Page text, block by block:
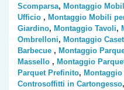
Scomparsa, Montaggio
Ufficio , Montaggio Mobili
Giardino, Montaggio Tavoli,
Ombrelloni, Montaggio
Barbecue , Montaggio
Massello , Montaggio
Parquet Prefinito,
Controsoffitti in Cartongesso,